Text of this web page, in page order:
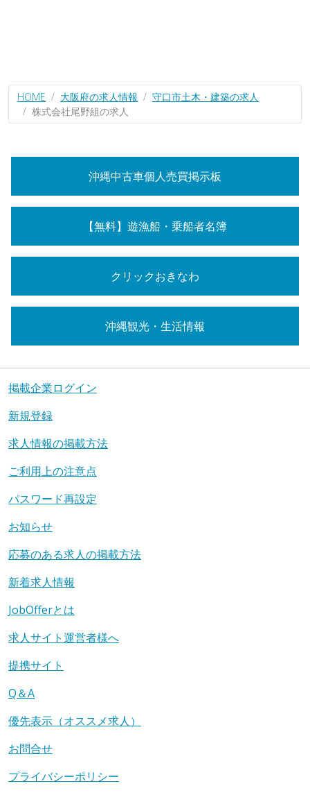
HOME 大阪府の求人情報
守口市土木・建築の求人
株式会社尾野組の求人
沖縄中古車個人売買掲示板
【無料】遊漁船・乗船者名簿
クリックおきなわ
沖縄観光・生活情報
掲載企業ログイン
新規登録
求人情報の掲載方法
ご利用上の注意点
パスワード再設定
お知らせ
応募のある求人の掲載方法
新着求人情報
JobOfferとは
求人サイト運営者様へ
提携サイト
Q＆A
優先表示（オススメ求人）
お問合せ
プライバシーポリシー